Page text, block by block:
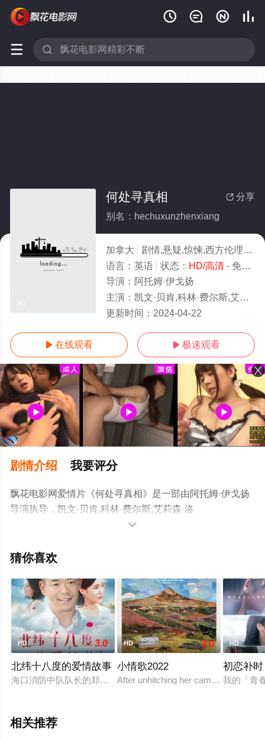
   
 
 分享
何处寻真相
别名：hechuxunzhenxiang
加拿大 剧情,悬疑,惊悚,西方伦理
语言： 英语 状态： HD/高清- 免费在线观看
导演： 阿托姆·伊戈扬
主演： 凯文·贝肯,科林·费尔斯,艾莉森·洛曼,David,Hayman
更新时间： 2024-04-22
 在线观看  极速观看
剧情介绍 我要评分
飘花电影网爱情片《何处寻真相》是一部由阿托姆·伊戈扬
导演执导，凯文·贝肯,科林·费尔斯,艾莉森·洛
曼,David,Hayman等演员精彩演绎的加拿大电影，手机免费
信息可移步至豆瓣电影、电视猫或剧情网等平台了解。

猜你喜欢
HD 3.0
北纬十八度的爱情故事
海口消防中队队长的郑雷本该前程似锦，却突然结束了自己的
HD 3.0
小情歌2022
After unhitching her camper at a
HD
初恋补时
我的「青
相关推荐